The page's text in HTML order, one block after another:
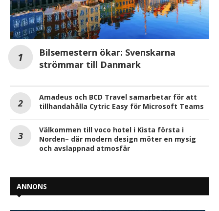
Bilsemestern ökar: Svenskarna
strömmar till Danmark
Amadeus och BCD Travel samarbetar för att
tillhandahålla Cytric Easy för Microsoft Teams
Välkommen till voco hotel i Kista första i
Norden– där modern design möter en mysig
och avslappnad atmosfär
ANNONS